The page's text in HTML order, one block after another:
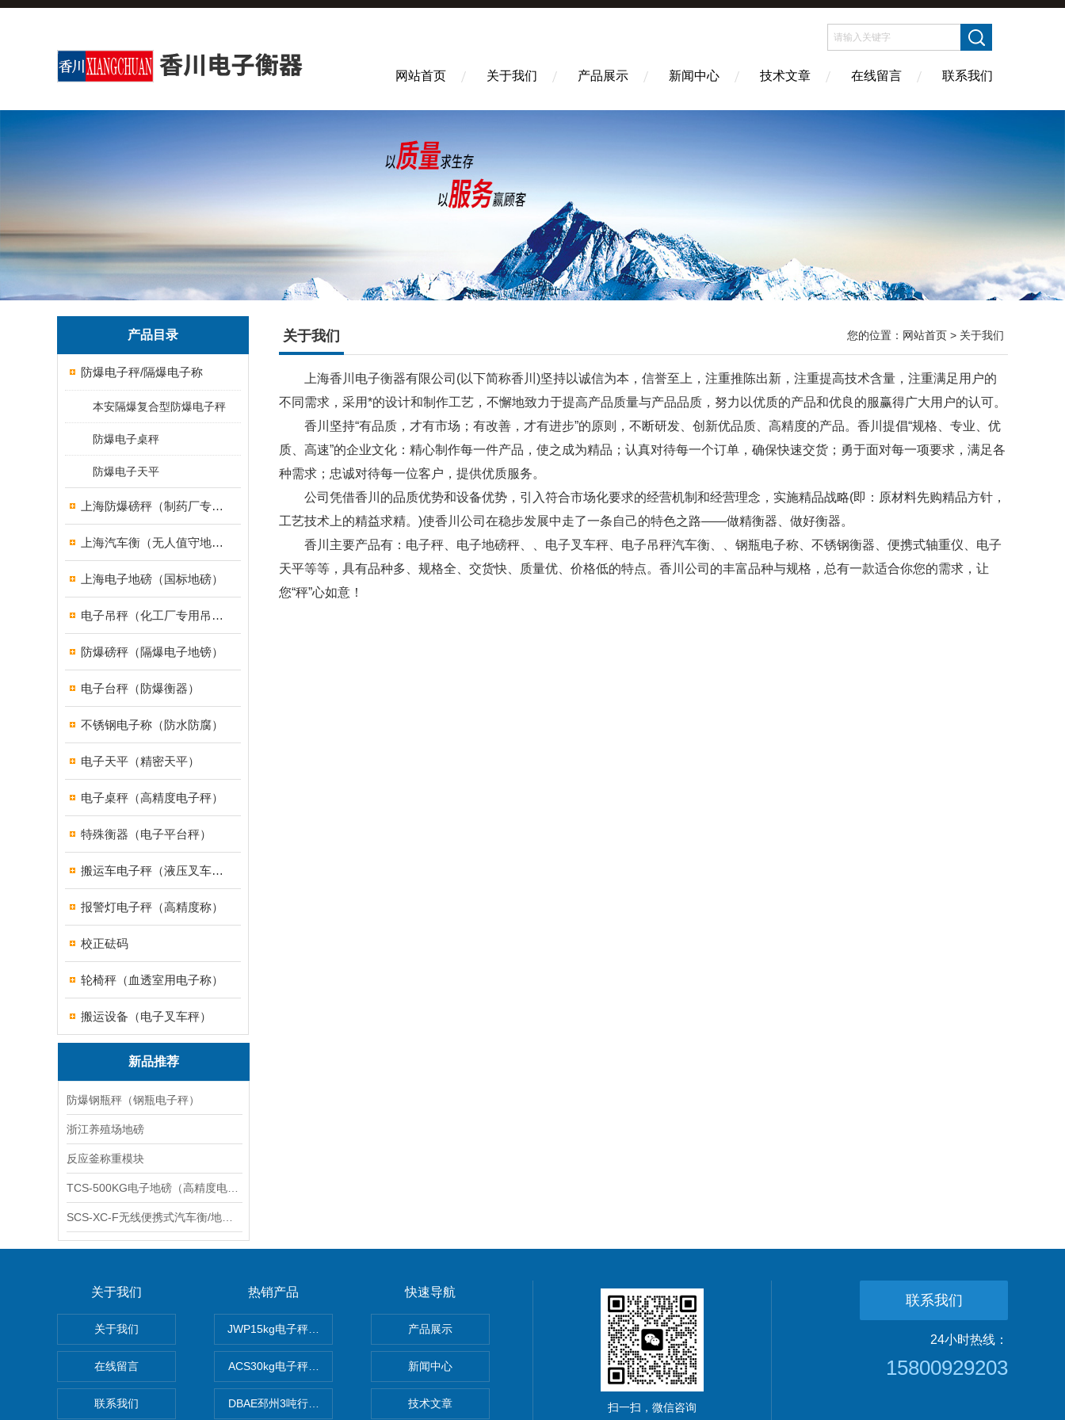
网站首页 关于我们 产品展示 新闻中心 技术文章 在线留言 联系我们
产品目录
防爆电子秤/隔爆电子称
本安隔爆复合型防爆电子秤
防爆电子桌秤
防爆电子天平
上海防爆磅秤（制药厂专用）
上海汽车衡（无人值守地磅）
上海电子地磅（国标地磅）
电子吊秤（化工厂专用吊秤）
防爆磅秤（隔爆电子地镑）
电子台秤（防爆衡器）
不锈钢电子称（防水防腐）
电子天平（精密天平）
电子桌秤（高精度电子秤）
特殊衡器（电子平台秤）
搬运车电子秤（液压叉车电子称）
报警灯电子秤（高精度称）
校正砝码
轮椅秤（血透室用电子称）
搬运设备（电子叉车秤）
新品推荐
防爆钢瓶秤（钢瓶电子秤）
浙江养殖场地磅
反应釜称重模块
关于我们 您的位置： 网站首页 > 关于我们
上海香川电子衡器有限公司(以下简称香川)坚持以诚信为本，信誉至上，注重推陈出新，注重提高技术含量，注重满足用户的
不同需求，采用*的设计和制作工艺，不懈地致力于提高产品质量与产品品质，努力以优质的产品和优良的服赢得广大用户的认可。
香川坚持“有品质，才有市场；有改善，才有进步”的原则，不断研发、创新优品质、高精度的产品。香川提倡“规格、专业、优
质、高速”的企业文化：精心制作每一件产品，使之成为精品；认真对待每一个订单，确保快速交货；勇于面对每一项要求，满足各
种需求；忠诚对待每一位客户，提供优质服务。
公司凭借香川的品质优势和设备优势，引入符合市场化要求的经营机制和经营理念，实施精品战略(即：原材料先购精品方针，
工艺技术上的精益求精。)使香川公司在稳步发展中走了一条自己的特色之路——做精衡器、做好衡器。
香川主要产品有：电子秤、电子地磅秤、、电子叉车秤、电子吊秤汽车衡、、钢瓶电子称、不锈钢衡器、便携式轴重仪、电子
天平等等，具有品种多、规格全、交货快、质量优、价格低的特点。香川公司的丰富品种与规格，总有一款适合你您的需求，让
您“秤”心如意！
关于我们
关于我们
在线留言
联系我们
热销产品
JWP15kg电子秤价格,15公斤电子秤价钱,15KG电子称报价
ACS30kg电子秤价格,30公斤电子秤价钱,30KG电子称报价
DBAE邳州3吨行车电子吊秤、常州10吨行车电子吊秤、金坛15吨电子吊钩秤厂价优惠
快速导航
产品展示
新闻中心
技术文章 扫一扫，微信咨询
联系我们
24小时热线：
15800929203